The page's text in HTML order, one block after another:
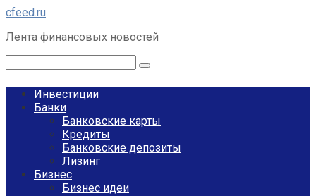
Перейти
контенту
cfeed.ru
Лента финансовых новостей
Инвестиции
Банки
Банковские карты
Кредиты
Банковские депозиты
Лизинг
Бизнес
Бизнес идеи